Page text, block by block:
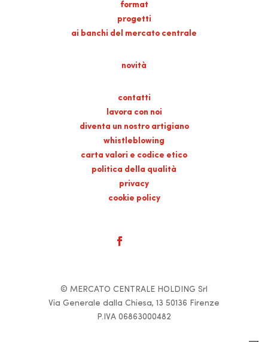
format
progetti
ai banchi del mercato centrale
novità
contatti
lavora con noi
diventa un nostro artigiano
whistleblowing
carta valori e codice etico
politica della qualità
privacy
cookie policy
© MERCATO CENTRALE HOLDING Srl
Via Generale dalla Chiesa, 13 50136 Firenze
P.IVA 06863000482